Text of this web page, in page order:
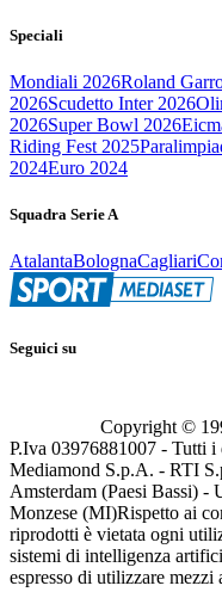
Speciali
Mondiali 2026Roland
2026Scudetto Inter 2026
2026Super Bowl 2026
Riding Fest 2025
2024Euro 2024
Squadra Serie A
AtalantaBolognaCagliari
Seguici su
Copyright ©
P.Iva 03976881007 - Tutti
Mediamond S.p.A. - RTI
Amsterdam (Paesi Bassi)
Monzese (MI)Rispetto ai
riprodotti è vietata ogni
sistemi di intelligenza
espresso di utilizzare mezzi